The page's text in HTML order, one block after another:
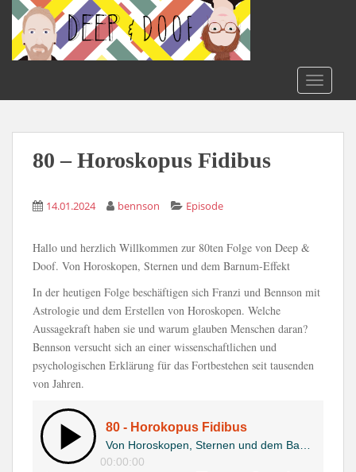
o
80 – Horoskopus Fidibus
14.01.2024 bennson Episode
Hallo und herzlich Willkommen zur 80ten Folge von Deep &
Doof. Von Horoskopen, Sternen und dem Barnum-Effekt
In der heutigen Folge beschäftigen sich Franzi und Bennson mit
Astrologie und dem Erstellen von Horoskopen. Welche
Aussagekraft haben sie und warum glauben Menschen daran?
Bennson versucht sich an einer wissenschaftlichen und
psychologischen Erklärung für das Fortbestehen seit tausenden
von Jahren.